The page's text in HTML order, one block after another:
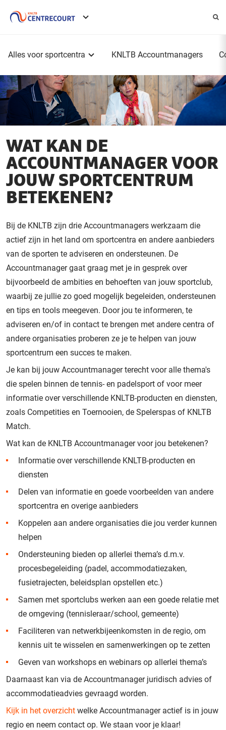
Alles voor sportcentra KNLTB Accountmanagers
WAT KAN DE
ACCOUNTMANAGER VOOR
JOUW SPORTCENTRUM
BETEKENEN?
Bij de KNLTB zijn drie Accountmanagers werkzaam die
actief zijn in het land om sportcentra en andere aanbieders
van de sporten te adviseren en ondersteunen. De
Accountmanager gaat graag met je in gesprek over
bijvoorbeeld de ambities en behoeften van jouw sportclub,
waarbij ze jullie zo goed mogelijk begeleiden, ondersteunen
en tips en tools meegeven. Door jou te informeren, te
adviseren en/of in contact te brengen met andere centra of
andere organisaties proberen ze je te helpen van jouw
sportcentrum een succes te maken.
Je kan bij jouw Accountmanager terecht voor alle thema's
die spelen binnen de tennis- en padelsport of voor meer
informatie over verschillende KNLTB-producten en diensten,
zoals Competities en Toernooien, de Spelerspas of KNLTB
Match.
Wat kan de KNLTB Accountmanager voor jou betekenen?
Informatie over verschillende KNLTB-producten en
diensten
Delen van informatie en goede voorbeelden van andere
sportcentra en overige aanbieders
Koppelen aan andere organisaties die jou verder kunnen
helpen
Ondersteuning bieden op allerlei thema’s d.m.v.
procesbegeleiding (padel, accommodatiezaken,
fusietrajecten, beleidsplan opstellen etc.)
Samen met sportclubs werken aan een goede relatie met
de omgeving (tennisleraar/school, gemeente)
Faciliteren van netwerkbijeenkomsten in de regio, om
kennis uit te wisselen en samenwerkingen op te zetten
Geven van workshops en webinars op allerlei thema’s
Daarnaast kan via de Accountmanager juridisch advies of
accommodatieadvies gevraagd worden.
Kijk in het overzicht welke Accountmanager actief is in jouw
regio en neem contact op. We staan voor je klaar!